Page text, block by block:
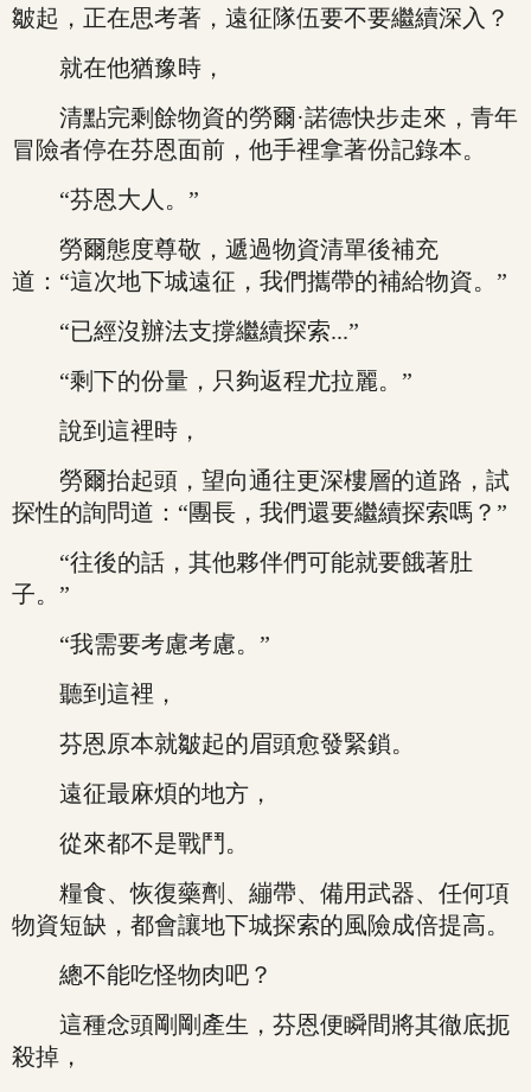
皺起，正在思考著，遠征隊伍要不要繼續深入？
就在他猶豫時，
清點完剩餘物資的勞爾·諾德快步走來，青年
冒險者停在芬恩面前，他手裡拿著份記錄本。
“芬恩大人。”
勞爾態度尊敬，遞過物資清單後補充
道：“這次地下城遠征，我們攜帶的補給物資。”
“已經沒辦法支撐繼續探索...”
“剩下的份量，只夠返程尤拉麗。”
說到這裡時，
勞爾抬起頭，望向通往更深樓層的道路，試
探性的詢問道：“團長，我們還要繼續探索嗎？”
“往後的話，其他夥伴們可能就要餓著肚
子。”
“我需要考慮考慮。”
聽到這裡，
芬恩原本就皺起的眉頭愈發緊鎖。
遠征最麻煩的地方，
從來都不是戰鬥。
糧食、恢復藥劑、繃帶、備用武器、任何項
物資短缺，都會讓地下城探索的風險成倍提高。
總不能吃怪物肉吧？
這種念頭剛剛產生，芬恩便瞬間將其徹底扼
殺掉，